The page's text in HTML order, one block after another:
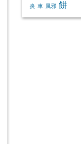
炎 車 風邪 餅